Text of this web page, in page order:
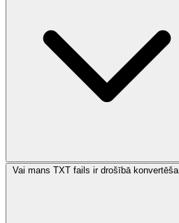
Vai mans TXT fails ir drošībā